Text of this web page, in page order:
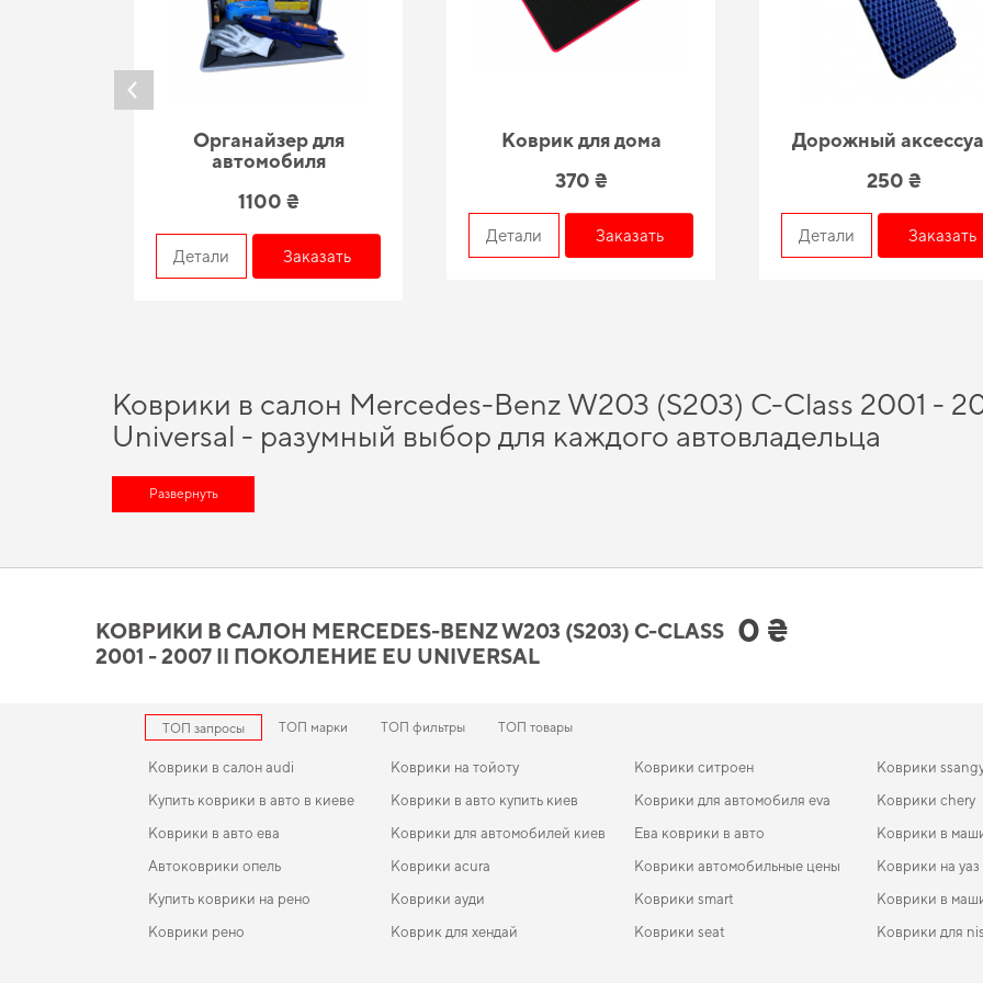
Органайзер для
автомобиля
1100 ₴
Детали Заказать
Коврик для дома
370 ₴
Детали Заказать
Дорожный
250 ₴
Детали Заказать
Коврики в салон Mercedes-Benz W203 (S203) C-Class 2001 -
Universal - разумный выбор для каждого автовладельца
Сделайте поездки более удобными,
решение для повседневной защиты -
и практических нововведений способно подарить вам максимальный комфорт от использования
Universal действительно стоит вашего внимания
Используйте наш широкий спектр EVA ковриков, и вы увидите, как они могут преобразить ваш автомобиль и
предлагать только действительно достойные товары.
Развернуть
КОВРИКИ В САЛОН MERCEDES-BENZ W203 (S203) C-CLASS
2001 - 2007 II ПОКОЛЕНИЕ EU UNIVERSAL
0 ₴
ТОП запросы ТОП марки ТОП фильтры ТОП товары
Коврики в салон audi
Купить коврики в авто в киеве
Коврики в авто ева
Автоковрики опель
Купить коврики на рено
Коврики рено
Коврики на тойоту
Коврики в авто купить киев
Коврики для автомобилей киев
Коврики acura
Коврики ауди
Коврик для хендай
Коврики ситроен
Коврики для автомобиля eva
Ева коврики в авто
Коврики автомобильные цены
Коврики smart
Коврики seat
Коврики
Коврики chery
Коврики в
Коврики на уаз
Коврики в
Коврики для